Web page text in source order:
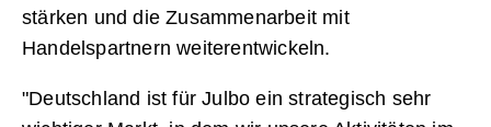
stärken und die Zusammenarbeit mit
Handelspartnern weiterentwickeln.
"Deutschland ist für Julbo ein strategisch sehr